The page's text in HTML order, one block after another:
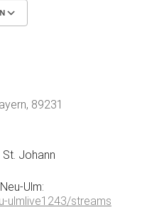
89231
Johann
Ulm:
ulmlive1243/streams